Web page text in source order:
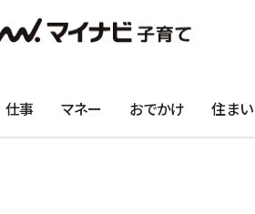
仕事 マネー おでかけ 住まい